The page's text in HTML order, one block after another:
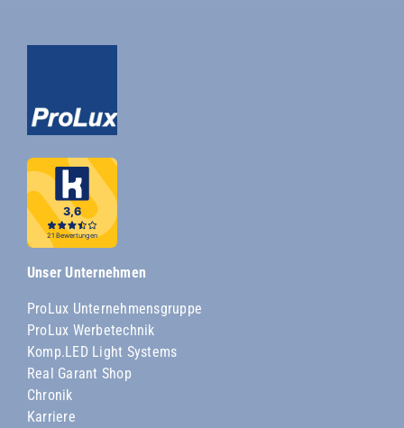
Unser Unternehmen
ProLux Unternehmensgruppe
ProLux Werbetechnik
Komp.LED Light Systems
Real Garant Shop
Chronik
Karriere